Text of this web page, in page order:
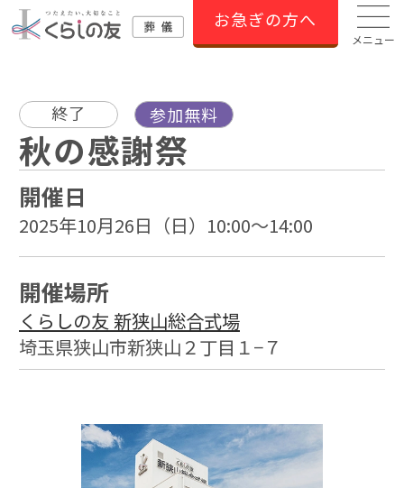
お急ぎの方へ
メニュー
終了 参加無料
秋の感謝祭
開催日
2025年10月26日（日）10:00～14:00
開催場所
くらしの友 新狭山総合式場
埼玉県狭山市新狭山２丁目１−７